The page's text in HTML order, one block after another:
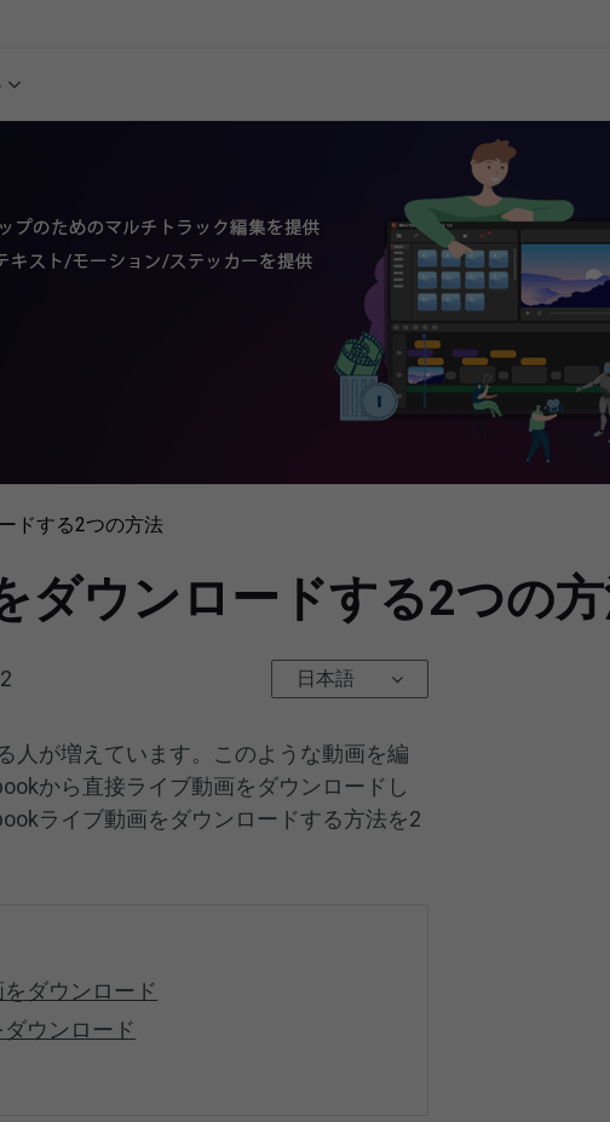
ドする2つの方法
ダウンロードする2つの
日本語
人が増えています。このような動画を編
から直接ライブ動画をダウンロードし
ライブ動画をダウンロードする方法を2
ダウンロード
ウンロード